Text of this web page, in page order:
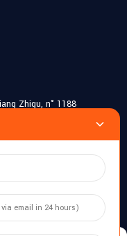
Zhigu, n° 1188
Minhang, Shanghai,